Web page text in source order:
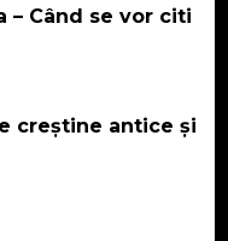
– Când se vor citi
creștine antice și